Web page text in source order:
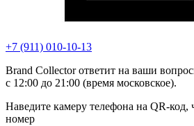
+7 (911) 010-10-13
Brand Collector ответит на ваши
с 12:00 до 21:00 (время московское).
Наведите камеру телефона на QR-код,
номер